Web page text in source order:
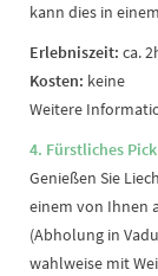
kann dies in
Erlebniszeit: ca.
Kosten: keine
Weitere
4. Fürstliches
Genießen Sie
einem von Ihnen
(Abholung in
wahlweise mit